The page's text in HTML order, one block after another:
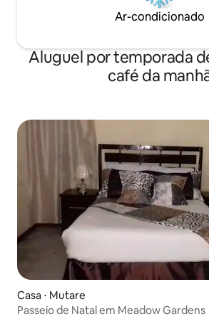
Ar-condicionado
Aluguel por temporada
café da
Casa ⋅ Mutare
Passeio de Natal em Meadow Gardens